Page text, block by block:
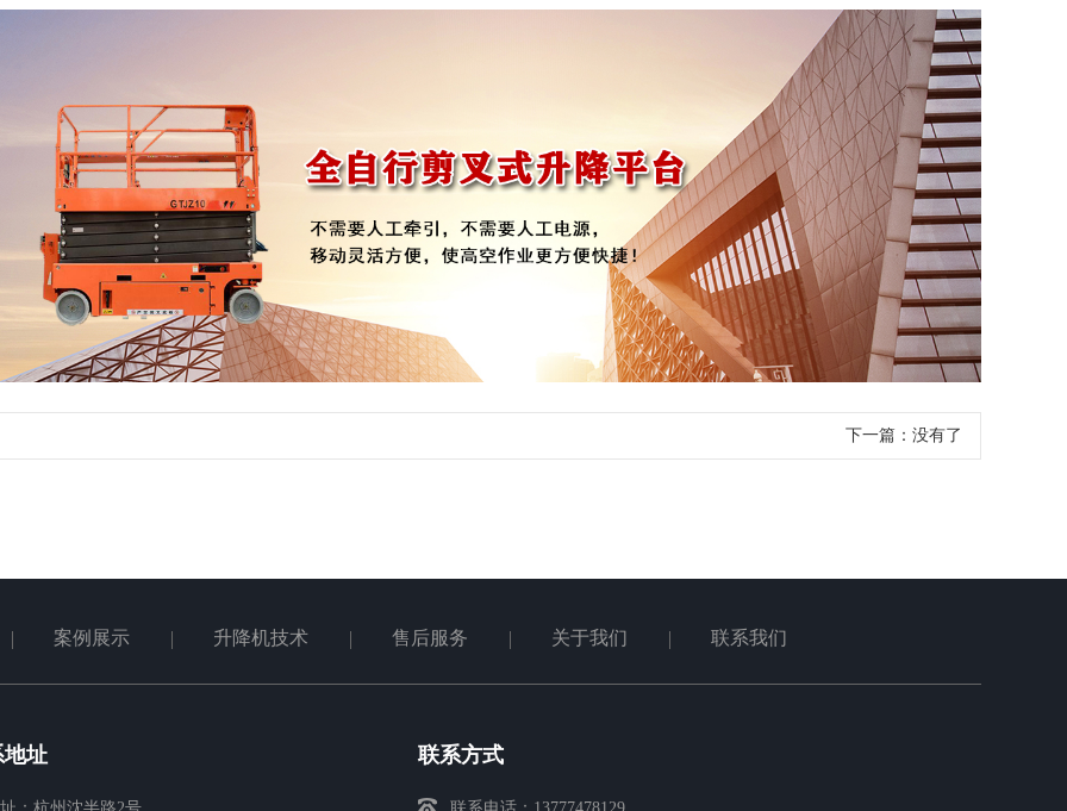
下一篇：没有了
案例展示 升降机技术 售后服务 关于我们 联系我们
地址
：杭州沈半路2号
联系方式
联系电话：13777478129